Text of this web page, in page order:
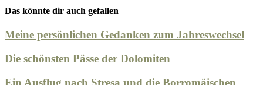
Das könnte dir auch gefallen
Meine persönlichen Gedanken zum Jahreswechsel
Die schönsten Pässe der Dolomiten
Ein Ausflug nach Stresa und die Borromäischen